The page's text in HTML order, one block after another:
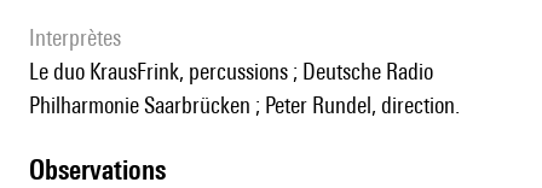
interprètes
le duo KrausFrink, percussions ; Deutsche Radio
Philharmonie Saarbrücken ; Peter Rundel, direction.
observations